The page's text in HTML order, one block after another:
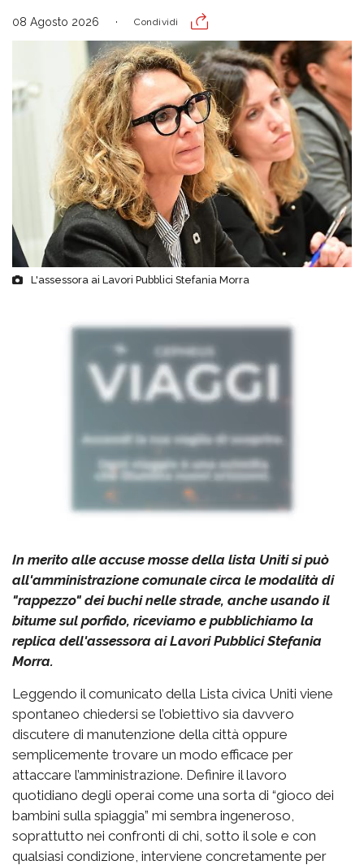
08 Agosto 2026 Condividi
L'assessora ai Lavori Pubblici Stefania Morra
In merito alle accuse mosse della lista Uniti si può
all'amministrazione comunale circa le modalità di
"rappezzo" dei buchi nelle strade, anche usando il
bitume sul porfido, riceviamo e pubblichiamo la
replica dell'assessora ai Lavori Pubblici Stefania
Morra.
Leggendo il comunicato della Lista civica Uniti viene
spontaneo chiedersi se l’obiettivo sia davvero
discutere di manutenzione della città oppure
semplicemente trovare un modo efficace per
attaccare l’amministrazione. Definire il lavoro
quotidiano degli operai come una sorta di “gioco dei
bambini sulla spiaggia” mi sembra ingeneroso,
soprattutto nei confronti di chi, sotto il sole e con
qualsiasi condizione, interviene concretamente per